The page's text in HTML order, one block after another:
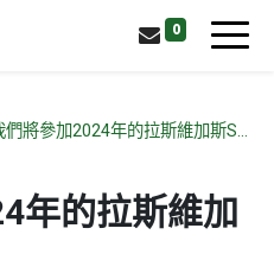
0
們將參加2024年的拉斯維加斯SEMA展
年的拉斯維加